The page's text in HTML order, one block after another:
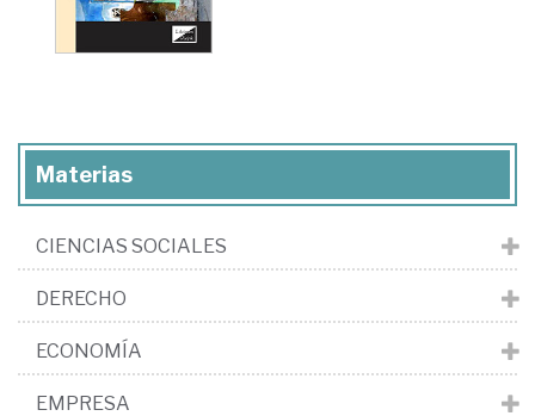
Materias
CIENCIAS SOCIALES
DERECHO
ECONOMÍA
EMPRESA